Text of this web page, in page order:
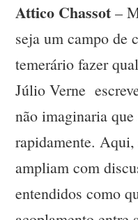
Attico Chassot –
seja um campo de
temerário fazer
Júlio Verne
não imaginaria
rapidamente.
ampliam com
entendidos como